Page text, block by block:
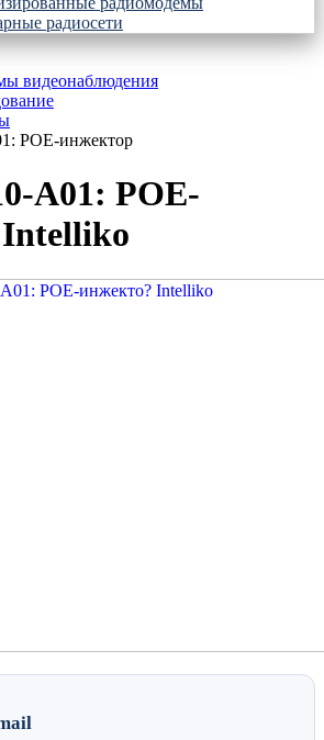
радиосети
видеонаблюдения
POE-инжектор
A01: POE-